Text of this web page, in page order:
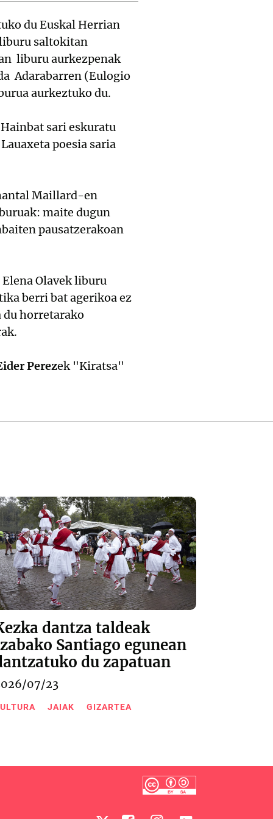
du Euskal Herrian
saltokitan
liburu aurkezpenak
Adarabarren (Eulogio
aurkeztuko du.
sari eskuratu
poesia saria
Maillard-en
maite dugun
pausatzerakoan
Olavek liburu
berri bat agerikoa ez
du horretarako
Perezek "Kiratsa"
dantza taldeak
Santiago egunean
du zapatuan
07/23
JAIAK GIZARTEA